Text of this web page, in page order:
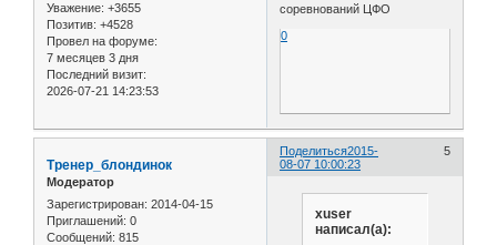
Уважение: +3655
Позитив: +4528
Провел на форуме:
7 месяцев 3 дня
Последний визит:
2026-07-21 14:23:53
соревнований ЦФО
0
Поделиться 5
2015-
08-07 10:00:23
Тренер_блондинок
Модератор
Зарегистрирован: 2014-04-15
Приглашений: 0
Сообщений: 815
xuser
написал(а):